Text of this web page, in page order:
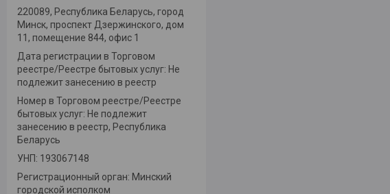
220089, Республика Беларусь, город
Минск, проспект Дзержинского, дом
11, помещение 844, офис 1
Дата регистрации в Торговом
реестре/Реестре бытовых услуг: Не
подлежит занесению в реестр
Номер в Торговом реестре/Реестре
бытовых услуг: Не подлежит
занесению в реестр, Республика
Беларусь
УНП: 193067148
Регистрационный орган: Минский
городской исполком